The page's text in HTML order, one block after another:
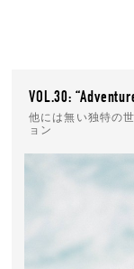
VOL.30:
他には無い独特の
ョン